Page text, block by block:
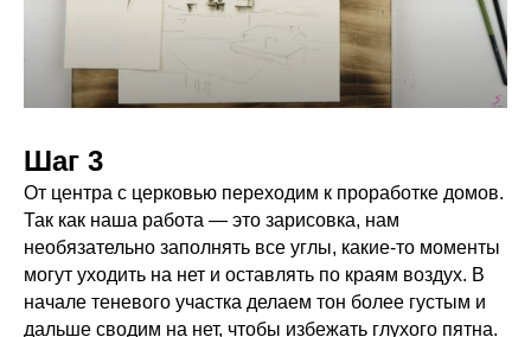
Шаг 3
От центра с церковью переходим к проработке домов.
Так как наша работа — это зарисовка, нам
необязательно заполнять все углы, какие-то моменты
могут уходить на нет и оставлять по краям воздух. В
начале теневого участка делаем тон более густым и
дальше сводим на нет, чтобы избежать глухого пятна.